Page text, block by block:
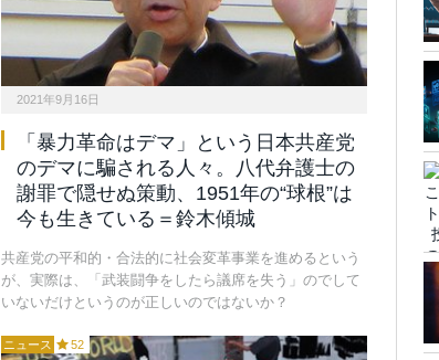
2021年9月16日
「暴力革命はデマ」という日本共産党
のデマに騙される人々。八代弁護士の
謝罪で隠せぬ策動、1951年の“球根”は
今も生きている＝鈴木傾城
共産党の平和的・合法的に社会変革事業を進めるという
が、実際は、「武装闘争をしたら議席を失う」のでして
いないだけというのが正しいのではないか？
ニュース 52